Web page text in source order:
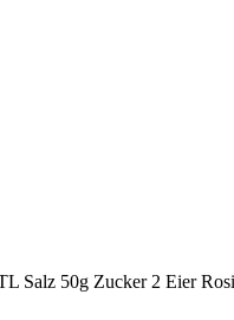
Salz 50g Zucker 2 Eier